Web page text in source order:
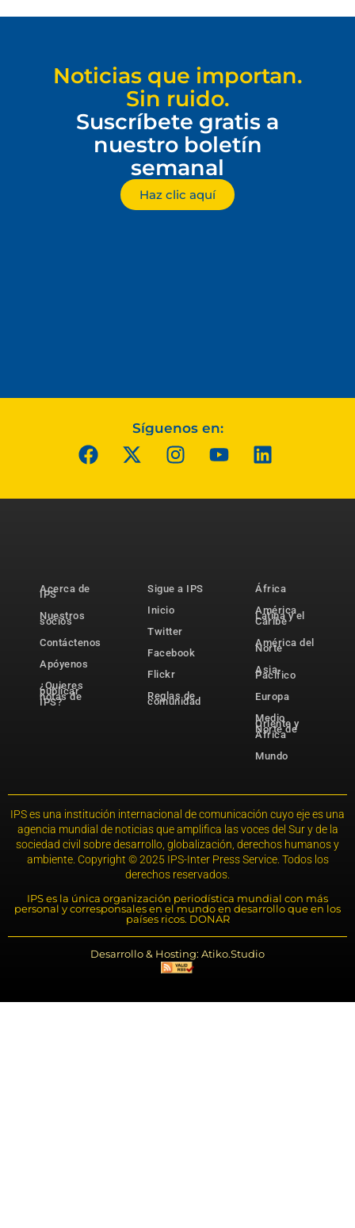
Noticias que importan.
Sin ruido.
Suscríbete gratis a
nuestro boletín
semanal
Haz clic aquí
Síguenos en:
Acerca de
IPS
Nuestros
socios
Contáctenos
Apóyenos
¿Quieres
publicar
notas de
IPS?
Sigue a IPS
Inicio
Twitter
Facebook
Flickr
Reglas de
comunidad
África
América
Latina y el
Caribe
América del
Norte
Asia-
Pacífico
Europa
Medio
Oriente y
Norte de
África
Mundo
IPS es una institución internacional de comunicación cuyo eje es una
agencia mundial de noticias que amplifica las voces del Sur y de la
sociedad civil sobre desarrollo, globalización, derechos humanos y
ambiente. Copyright © 2025 IPS-Inter Press Service. Todos los
derechos reservados.
IPS es la única organización periodística mundial con más
personal y corresponsales en el mundo en desarrollo que en los
países ricos. DONAR
Desarrollo & Hosting: Atiko.Studio